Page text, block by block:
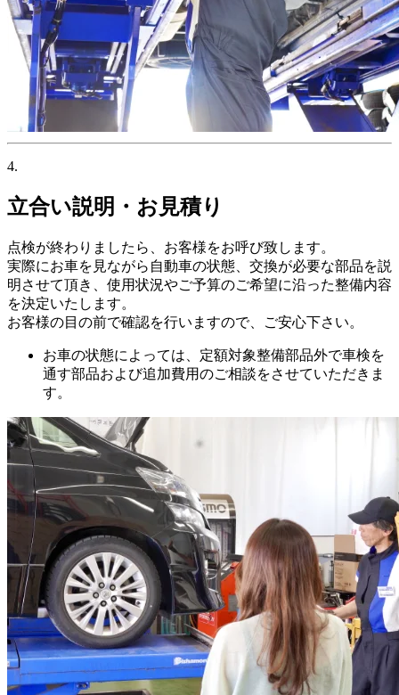
4.
立合い説明・お見積り
点検が終わりましたら、お客様をお呼び致します。
実際にお車を見ながら自動車の状態、交換が必要な部品を説
明させて頂き、使用状況やご予算のご希望に沿った整備内容
を決定いたします。
お客様の目の前で確認を行いますので、ご安心下さい。
お車の状態によっては、定額対象整備部品外で車検を
通す部品および追加費用のご相談をさせていただきま
す。